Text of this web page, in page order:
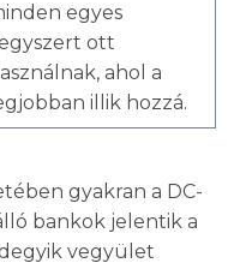
egyes
ott
ahol a
illik hozzá.
gyakran a DC-
bankok jelentik a
vegyület